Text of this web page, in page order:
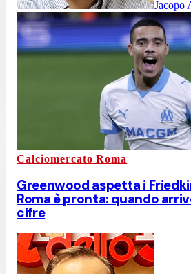
Jacopo
Calciomercato Roma
Greenwood aspetta i
Roma è pronta: quando
cifre